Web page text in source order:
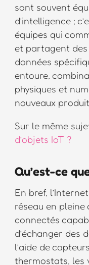
sont souvent
d’intelligence ;
équipes qui
et partagent
données
entoure,
physiques et
nouveaux
Sur le même
d’objets IoT ?
Qu’est-ce
En bref,
réseau en pleine
connectés
d’échanger des
l’aide de
thermostats, les